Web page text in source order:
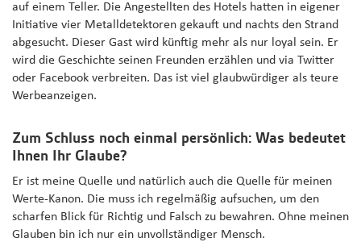
auf einem Teller. Die Angestellten des Hotels hatten in eigener
Initiative vier Metalldetektoren gekauft und nachts den Strand
abgesucht. Dieser Gast wird künftig mehr als nur loyal sein. Er
wird die Geschichte seinen Freunden erzählen und via Twitter
oder Facebook verbreiten. Das ist viel glaubwürdiger als teure
Werbeanzeigen.
Zum Schluss noch einmal persönlich: Was bedeutet
Ihnen Ihr Glaube?
Er ist meine Quelle und natürlich auch die Quelle für meinen
Werte-Kanon. Die muss ich regelmäßig aufsuchen, um den
scharfen Blick für Richtig und Falsch zu bewahren. Ohne meinen
Glauben bin ich nur ein unvollständiger Mensch.